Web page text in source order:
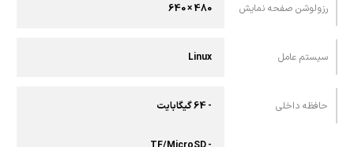
رزولوشن صفحه نمایش 480 × 640
سیستم عامل Linux
حافظه داخلی - 64 گیگابایت